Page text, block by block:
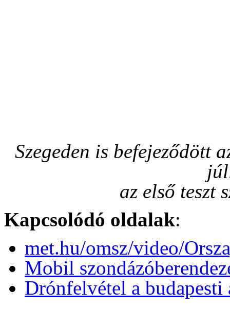
Szegeden is befejeződött
az első teszt
Kapcsolódó oldalak:
met.hu/omsz/video/
Mobil
Drónfelvétel a budapesti